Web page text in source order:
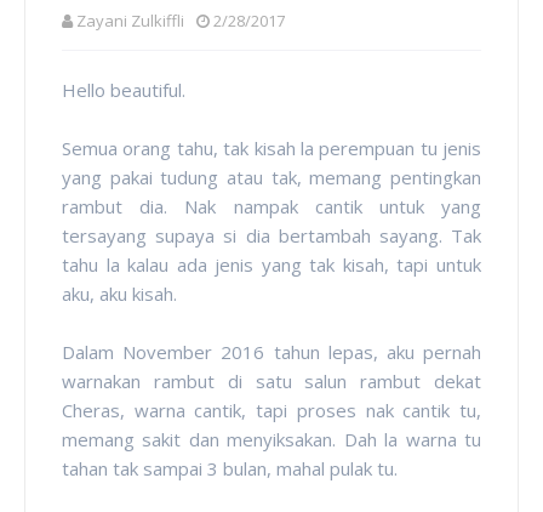
Zayani Zulkiffli 2/28/2017
Hello beautiful.
Semua orang tahu, tak kisah la perempuan tu jenis
yang pakai tudung atau tak, memang pentingkan
rambut dia. Nak nampak cantik untuk yang
tersayang supaya si dia bertambah sayang. Tak
tahu la kalau ada jenis yang tak kisah, tapi untuk
aku, aku kisah.
Dalam November 2016 tahun lepas, aku pernah
warnakan rambut di satu salun rambut dekat
Cheras, warna cantik, tapi proses nak cantik tu,
memang sakit dan menyiksakan. Dah la warna tu
tahan tak sampai 3 bulan, mahal pulak tu.